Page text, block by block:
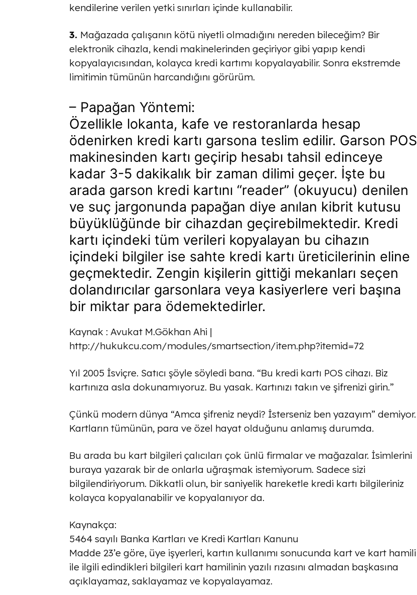
kendilerine verilen yetki sınırları içinde kullanabilir.
3. Mağazada çalışanın kötü niyetli olmadığını nereden bileceğim? Bir
elektronik cihazla, kendi makinelerinden geçiriyor gibi yapıp kendi
kopyalayıcısından, kolayca kredi kartımı kopyalayabilir. Sonra ekstremde
limitimin tümünün harcandığını görürüm.
– Papağan Yöntemi:
Özellikle lokanta, kafe ve restoranlarda hesap
ödenirken kredi kartı garsona teslim edilir. Garson POS
makinesinden kartı geçirip hesabı tahsil edinceye
kadar 3-5 dakikalık bir zaman dilimi geçer. İşte bu
arada garson kredi kartını “reader” (okuyucu) denilen
ve suç jargonunda papağan diye anılan kibrit kutusu
büyüklüğünde bir cihazdan geçirebilmektedir. Kredi
kartı içindeki tüm verileri kopyalayan bu cihazın
içindeki bilgiler ise sahte kredi kartı üreticilerinin eline
geçmektedir. Zengin kişilerin gittiği mekanları seçen
dolandırıcılar garsonlara veya kasiyerlere veri başına
bir miktar para ödemektedirler.
Kaynak : Avukat M.Gökhan Ahi |
http://hukukcu.com/modules/smartsection/item.php?itemid=72
Yıl 2005 İsviçre. Satıcı şöyle söyledi bana. “Bu kredi kartı POS cihazı. Biz
kartınıza asla dokunamıyoruz. Bu yasak. Kartınızı takın ve şifrenizi girin.”
Çünkü modern dünya “Amca şifreniz neydi? İsterseniz ben yazayım” demiyor.
Kartların tümünün, para ve özel hayat olduğunu anlamış durumda.
Bu arada bu kart bilgileri çalıcıları çok ünlü firmalar ve mağazalar. İsimlerini
buraya yazarak bir de onlarla uğraşmak istemiyorum. Sadece sizi
bilgilendiriyorum. Dikkatli olun, bir saniyelik hareketle kredi kartı bilgileriniz
kolayca kopyalanabilir ve kopyalanıyor da.
Kaynakça:
5464 sayılı Banka Kartları ve Kredi Kartları Kanunu
Madde 23’e göre, üye işyerleri, kartın kullanımı sonucunda kart ve kart hamili
ile ilgili edindikleri bilgileri kart hamilinin yazılı rızasını almadan başkasına
açıklayamaz, saklayamaz ve kopyalayamaz.